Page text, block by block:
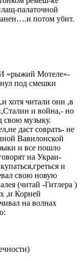
палаточной
потом убит.
«рыжий Мотеле»-
под смешки
хотя читали они ,в
и война,- но
свою музыку.
даст соврать- не
Вавилонской
и все пошло
на Украи-
и
свою новую
(читай -Гитлера )
,и Корней
на волнах